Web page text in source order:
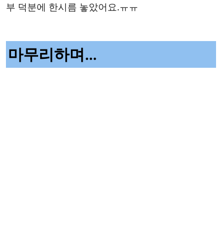
부 덕분에 한시름 놓았어요.ㅠㅠ
마무리하며…